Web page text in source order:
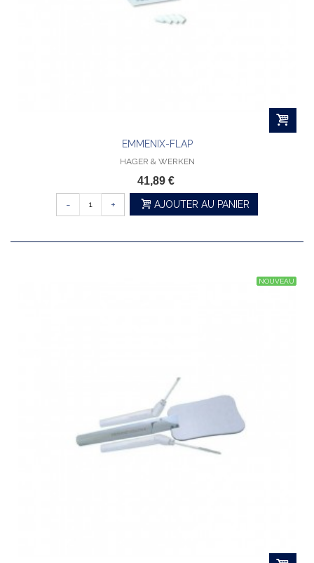
EMMENIX-FLAP
HAGER & WERKEN
41,89 €
- + AJOUTER AU PANIER
NOUVEAU